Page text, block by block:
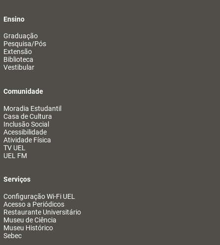
Ensino
Graduação
Pesquisa/Pós
Extensão
Biblioteca
Vestibular
Comunidade
Moradia Estudantil
Casa de Cultura
Inclusão Social
Acessibilidade
Atividade Física
TV UEL
UEL FM
Serviços
Configuração Wi-Fi UEL
Acesso a Periódicos
Restaurante Universitário
Museu de Ciência
Museu Histórico
Sebec